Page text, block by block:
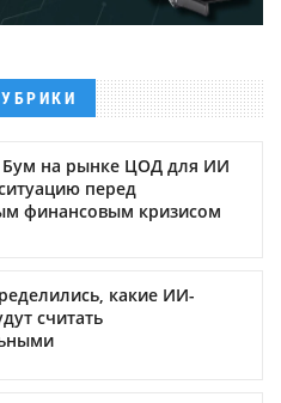
на рынке ЦОД для ИИ
перед
финансовым кризисом
какие ИИ-
считать